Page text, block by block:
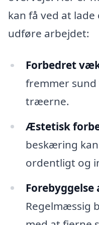
kan få ved at
udføre arbejdet:
Forbedret
fremmer
træerne.
Æstetisk
beskæring
ordentligt og
Forebyggelse
Regelmæssig